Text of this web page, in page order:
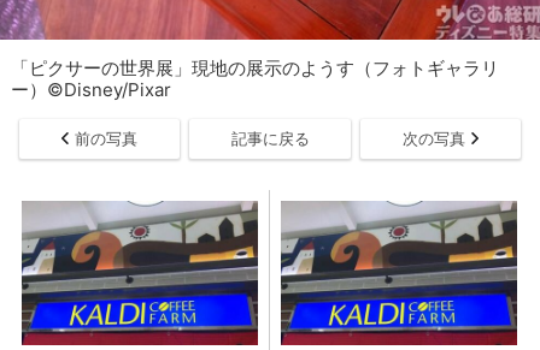
「ピクサーの世界展」現地の展示のようす（フォトギャラリ
ー）©Disney/Pixar
前の写真 記事に戻る 次の写真